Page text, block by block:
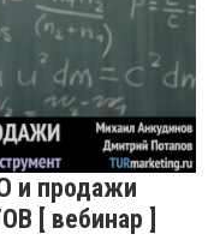
и продажи
[ вебинар ]